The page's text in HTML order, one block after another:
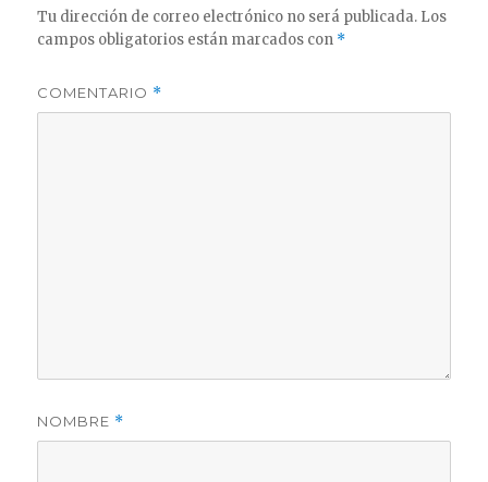
Tu dirección de correo electrónico no será publicada. Los
campos obligatorios están marcados con *
COMENTARIO *
NOMBRE *